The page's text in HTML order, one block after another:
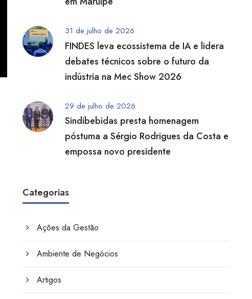
31 de julho de 2026
FINDES leva ecossistema de IA e lidera
debates técnicos sobre o futuro da
indústria na Mec Show 2026
29 de julho de 2026
Sindibebidas presta homenagem
póstuma a Sérgio Rodrigues da Costa e
empossa novo presidente
Categorias
Ações da Gestão
Ambiente de Negócios
Artigos